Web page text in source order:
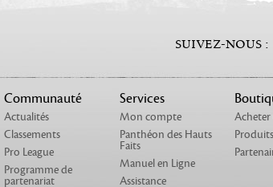
SUIVEZ-NOUS :
Communauté
Actualités
Classements
Pro League
Programme de
partenariat
Services
Mon compte
Panthéon des Hauts
Faits
Manuel en Ligne
Assistance
Acheter